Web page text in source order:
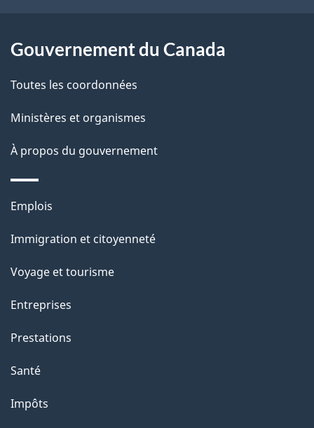
d
e
p
a
site
Gouvernement du Canada
Toutes les coordonnées
Ministères et organismes
À propos du gouvernement
Thèmes
sujets
Emplois
Immigration et citoyenneté
Voyage et tourisme
Entreprises
Prestations
Santé
Impôts